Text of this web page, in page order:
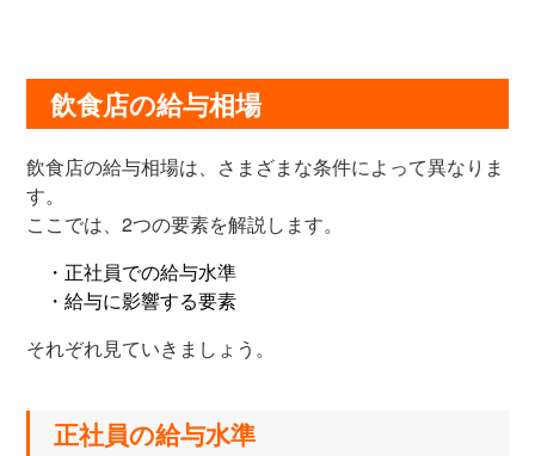
飲食店の給与相場
飲食店の給与相場は、さまざまな条件によって異なりま
す。
ここでは、2つの要素を解説します。
・正社員での給与水準
・給与に影響する要素
それぞれ見ていきましょう。
正社員の給与水準